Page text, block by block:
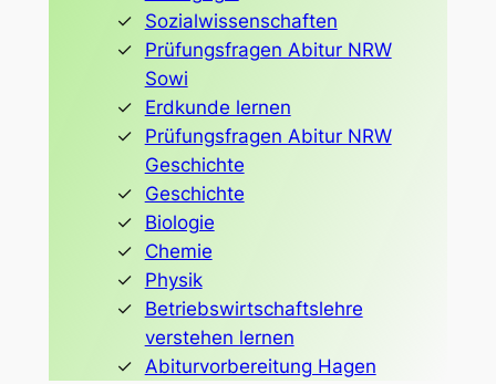
Sozialwissenschaften
Prüfungsfragen Abitur NRW
Sowi
Erdkunde lernen
Prüfungsfragen Abitur NRW
Geschichte
Geschichte
Biologie
Chemie
Physik
Betriebswirtschaftslehre
verstehen lernen
Abiturvorbereitung Hagen